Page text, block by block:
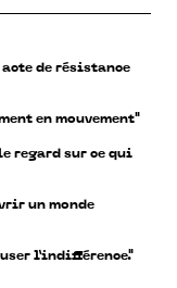
de résistance
en mouvement"
regard sur ce qui
un monde
l’indifférence."